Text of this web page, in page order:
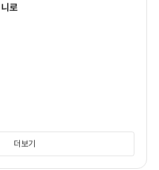
고민해야 한다.
매일 밖으로 나서는 그의 모습에서
하는 소양이다.
춰주는 부르클린의 모습은
로
더보기